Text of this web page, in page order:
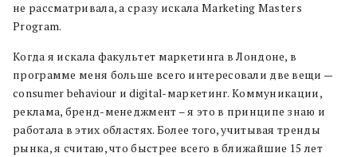
не рассматривала, а сразу искала Marketing Masters
Program.
Когда я искала факультет маркетинга в Лондоне, в
программе меня больше всего интересовали две вещи —
сonsumer behaviour и digital-маркетинг. Коммуникации,
реклама, бренд-менеджмент – я это в принципе знаю и
работала в этих областях. Более того, учитывая тренды
рынка, я считаю, что быстрее всего в ближайшие 15 лет